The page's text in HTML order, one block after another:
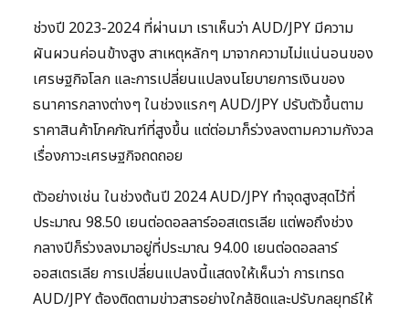
ช่วงปี 2023-2024 ที่ผ่านมา เราเห็นว่า AUD/JPY มีความ
ผันผวนค่อนข้างสูง สาเหตุหลักๆ มาจากความไม่แน่นอนของ
เศรษฐกิจโลก และการเปลี่ยนแปลงนโยบายการเงินของ
ธนาคารกลางต่างๆ ในช่วงแรกๆ AUD/JPY ปรับตัวขึ้นตาม
ราคาสินค้าโภคภัณฑ์ที่สูงขึ้น แต่ต่อมาก็ร่วงลงตามความกังวล
เรื่องภาวะเศรษฐกิจถดถอย
ตัวอย่างเช่น ในช่วงต้นปี 2024 AUD/JPY ทำจุดสูงสุดไว้ที่
ประมาณ 98.50 เยนต่อดอลลาร์ออสเตรเลีย แต่พอถึงช่วง
กลางปีก็ร่วงลงมาอยู่ที่ประมาณ 94.00 เยนต่อดอลลาร์
ออสเตรเลีย การเปลี่ยนแปลงนี้แสดงให้เห็นว่า การเทรด
AUD/JPY ต้องติดตามข่าวสารอย่างใกล้ชิดและปรับกลยุทธ์ให้